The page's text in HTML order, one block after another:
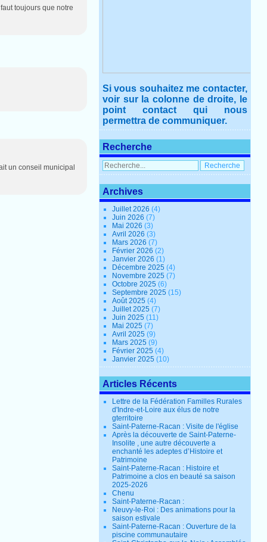
toujours que notre
un conseil municipal
Si vous souhaitez me contacter,
voir sur la colonne de droite, le
point contact qui nous
permettra de communiquer.
Recherche
Archives
Juillet 2026(4)
Juin 2026(7)
Mai 2026(3)
Avril 2026(3)
Mars 2026(7)
Février 2026(2)
Janvier 2026(1)
Décembre 2025(4)
Novembre 2025(7)
Octobre 2025(6)
Septembre 2025(15)
Août 2025(4)
Juillet 2025(7)
Juin 2025(11)
Mai 2025(7)
Avril 2025(9)
Mars 2025(9)
Février 2025(4)
Janvier 2025(10)
Articles Récents
Lettre de la Fédération Familles Rurales
d'Indre-et-Loire aux élus de notre
gterritoire
Saint-Paterne-Racan : Visite de l'église
Après la découverte de Saint-Paterne-
Insolite , une autre découverte a
enchanté les adeptes d’Histoire et
Patrimoine
Saint-Paterne-Racan : Histoire et
Patrimoine a clos en beauté sa saison
2025-2026
Chenu
Saint-Paterne-Racan :
Neuvy-le-Roi : Des animations pour la
saison estivale
Saint-Paterne-Racan : Ouverture de la
piscine communautaire